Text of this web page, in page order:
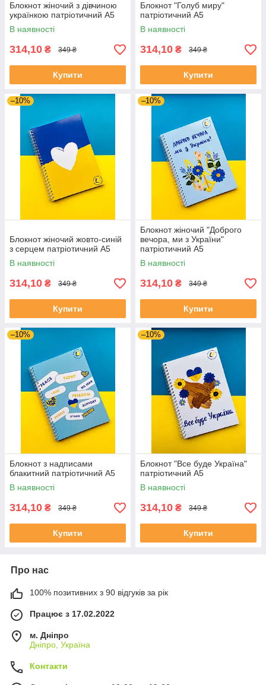
Блокнот жіночий з дівчиною
українкою патріотичний А5
В наявності
314,10 ₴ 349 ₴
Купити
Блокнот "Голуб миру"
патріотичний А5
В наявності
314,10 ₴ 349 ₴
Купити
–10%
Блокнот жіночий жовто-синій
з серцем патріотичний А5
В наявності
314,10 ₴ 349 ₴
Купити
–10%
Блокнот жіночий "Доброго
вечора, ми з України"
патріотичний А5
В наявності
314,10 ₴ 349 ₴
Купити
–10%
Блокнот з надписами
блакитний патріотичний А5
В наявності
314,10 ₴ 349 ₴
Купити
–10%
Блокнот "Все буде Україна"
патріотичний А5
В наявності
314,10 ₴ 349 ₴
Купити
Про нас
100% позитивних з 90 відгуків за рік
Працює з 17.02.2022
м. Дніпро
Дніпро, Україна
Контакти